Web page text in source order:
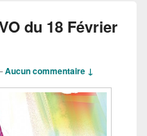
du 18 Février
Aucun commentaire ↓